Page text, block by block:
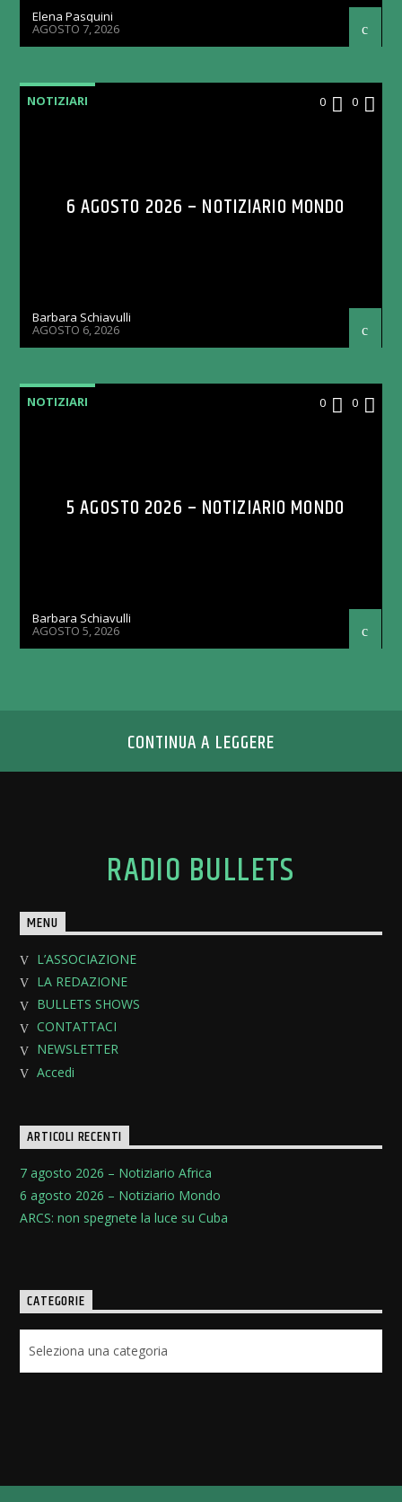
Elena Pasquini
AGOSTO 7, 2026
NOTIZIARI 0 0
6 AGOSTO 2026 – NOTIZIARIO MONDO
Barbara Schiavulli
AGOSTO 6, 2026
NOTIZIARI 0 0
5 AGOSTO 2026 – NOTIZIARIO MONDO
Barbara Schiavulli
AGOSTO 5, 2026
CONTINUA A LEGGERE
RADIO BULLETS
MENU
L’ASSOCIAZIONE
LA REDAZIONE
BULLETS SHOWS
CONTATTACI
NEWSLETTER
Accedi
ARTICOLI RECENTI
7 agosto 2026 – Notiziario Africa
6 agosto 2026 – Notiziario Mondo
ARCS: non spegnete la luce su Cuba
CATEGORIE